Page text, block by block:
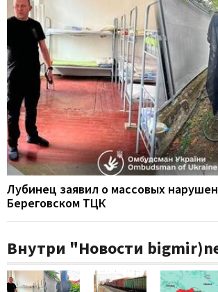
Лубинец заявил о массовых
Береговском ТЦК
Внутри "Новости